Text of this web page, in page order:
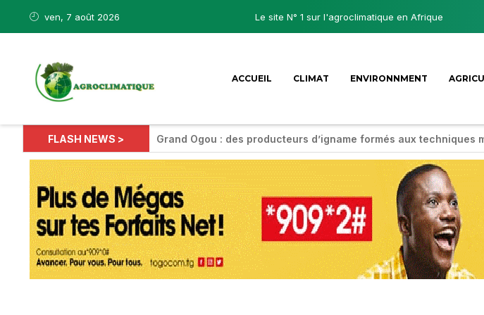
ven, 7 août 2026 Le site N° 1 sur l'agroclimatique en Afrique
ACCUEIL CLIMAT ENVIRONNMENT
FLASH NEWS > Grand Ogou : des producteurs d’igname formés aux techniques